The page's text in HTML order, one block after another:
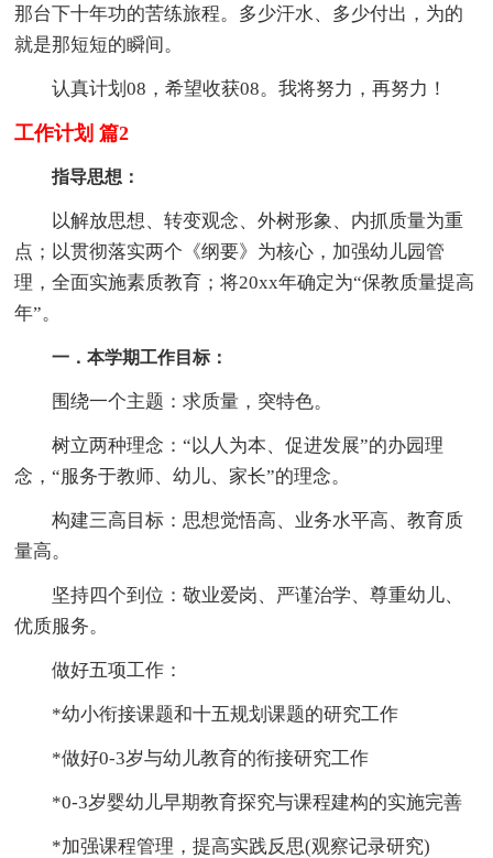
那台下十年功的苦练旅程。多少汗水、多少付出，为的
就是那短短的瞬间。
认真计划08，希望收获08。我将努力，再努力！
工作计划 篇2
指导思想：
以解放思想、转变观念、外树形象、内抓质量为重
点；以贯彻落实两个《纲要》为核心，加强幼儿园管
理，全面实施素质教育；将20xx年确定为“保教质量提高
年”。
一．本学期工作目标：
围绕一个主题：求质量，突特色。
树立两种理念：“以人为本、促进发展”的办园理
念，“服务于教师、幼儿、家长”的理念。
构建三高目标：思想觉悟高、业务水平高、教育质
量高。
坚持四个到位：敬业爱岗、严谨治学、尊重幼儿、
优质服务。
做好五项工作：
*幼小衔接课题和十五规划课题的研究工作
*做好0-3岁与幼儿教育的衔接研究工作
*0-3岁婴幼儿早期教育探究与课程建构的实施完善
*加强课程管理，提高实践反思(观察记录研究)